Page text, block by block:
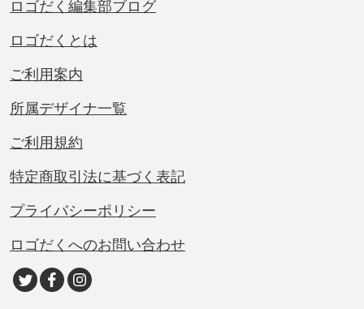
ロゴだく編集部ブログ
ロゴだくとは
ご利用案内
所属デザイナ一覧
ご利用規約
特定商取引法に基づく表記
プライバシーポリシー
ロゴだくへのお問い合わせ